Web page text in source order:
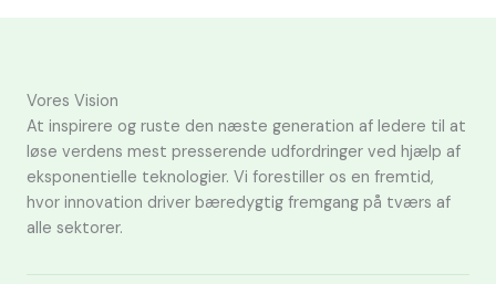
Vores Vision
At inspirere og ruste den næste generation af ledere til at
løse verdens mest presserende udfordringer ved hjælp af
eksponentielle teknologier. Vi forestiller os en fremtid,
hvor innovation driver bæredygtig fremgang på tværs af
alle sektorer.